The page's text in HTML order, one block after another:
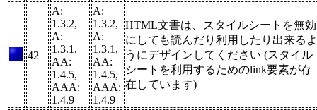
42
A:
1.3.2,
A:
1.3.1,
AA:
1.4.5,
AAA:
1.4.9
A:
1.3.2,
A:
1.3.1,
AA:
1.4.5,
AAA:
1.4.9
HTML文書は、スタイルシートを無効
にしても読んだり利用したり出来るよ
うにデザインしてください (スタイル
シートを利用するためのlink要素が存
在しています)